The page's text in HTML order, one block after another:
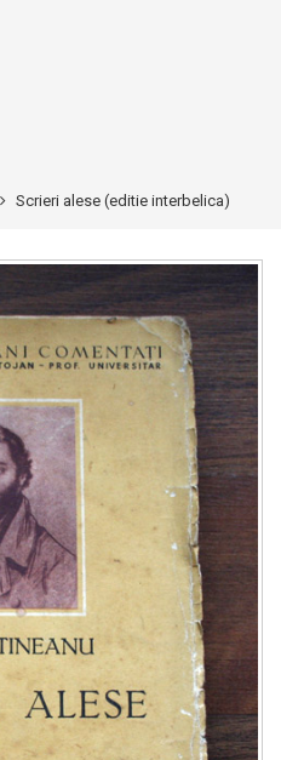
Scrieri alese (editie interbelica)